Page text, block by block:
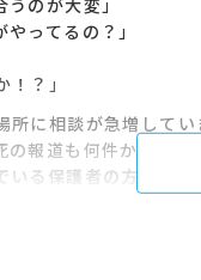
のが大変」
ってるの？」
？」
に相談が急増してい
の報道も何件かありま
る保護者の方、学